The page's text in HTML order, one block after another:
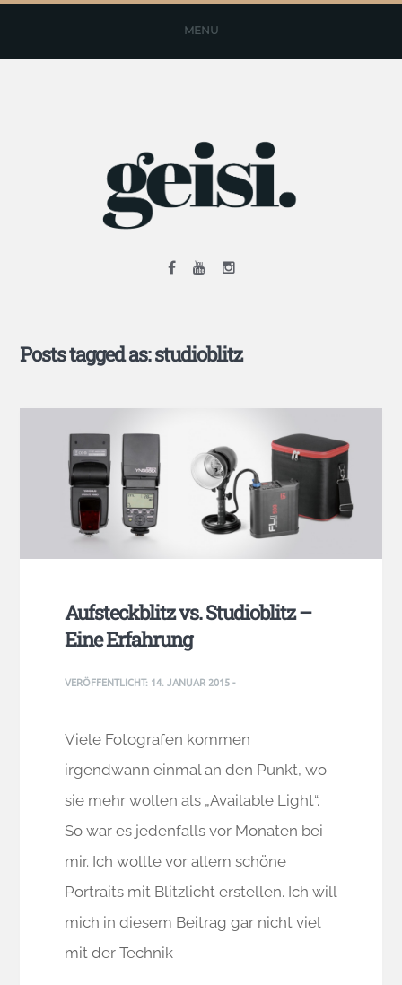
MENU
Posts tagged as: studioblitz
Aufsteckblitz vs. Studioblitz –
Eine Erfahrung
VERÖFFENTLICHT: 14. JANUAR 2015-
Viele Fotografen kommen
irgendwann einmal an den Punkt, wo
sie mehr wollen als „Available Light“.
So war es jedenfalls vor Monaten bei
mir. Ich wollte vor allem schöne
Portraits mit Blitzlicht erstellen. Ich will
mich in diesem Beitrag gar nicht viel
mit der Technik